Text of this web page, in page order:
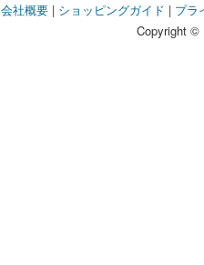
会社概要| ショッピングガイド | プラ
Copyright ©